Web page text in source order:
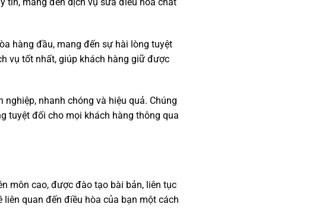
hàng đầu, mang đến sự hài lòng tuyệt
vụ tốt nhất, giúp khách hàng giữ được
nhanh chóng và hiệu quả. Chúng
tuyệt đối cho mọi khách hàng thông qua
môn cao, được đào tạo bài bản, liên tục
quan đến điều hòa của bạn một cách